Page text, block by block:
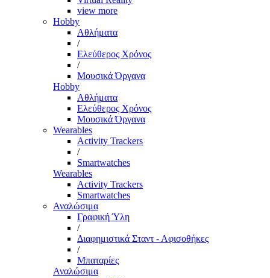
view more
Hobby
Αθλήματα
/
Ελεύθερος Χρόνος
/
Μουσικά Όργανα
Hobby
Αθλήματα
Ελεύθερος Χρόνος
Μουσικά Όργανα
Wearables
Activity Trackers
/
Smartwatches
Wearables
Activity Trackers
Smartwatches
Αναλώσιμα
Γραφική Ύλη
/
Διαφημιστικά Σταντ - Αφισοθήκες
/
Μπαταρίες
Αναλώσιμα